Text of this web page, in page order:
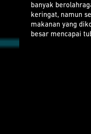
banyak
keringat, namun
makanan yang
besar mencapai